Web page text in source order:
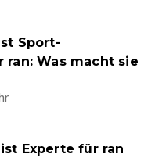
Sport-
ran: Was macht sie
Experte für ran